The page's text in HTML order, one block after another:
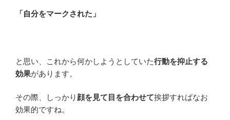
「自分をマークされた」
と思い、これから何かしようとしていた行動を抑止する
効果があります。
その際、しっかり 顔を見て目を合わせて挨拶すればなお
効果的ですね。